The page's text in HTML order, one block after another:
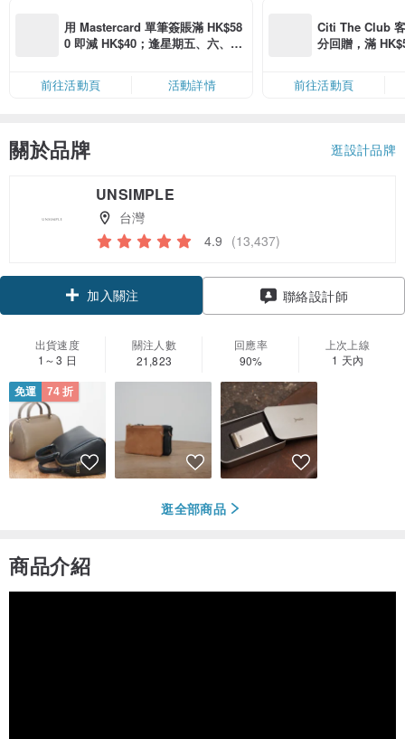
用 Mastercard 單筆簽賬滿 HK$58
0 即減 HK$40；逢星期五、六、日
限，額滿即止，僅限「常用信用
卡」結帳）
前往活動頁 活動詳情
Citi The Club
分回贈，滿
前往活動頁
關於品牌 逛設計品牌
UNSIMPLE
台灣
4.9 (13,437)
加入關注 聯絡設計師
出貨速度
1～3 日
關注人數
21,823
回應率
90%
上次上線
1 天內
免運 74 折
逛全部商品
商品介紹